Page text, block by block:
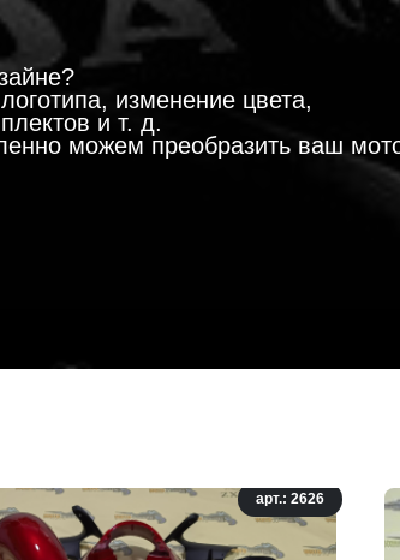
изменение цвета,
и т. д.
можем преобразить ваш
арт.: 2626